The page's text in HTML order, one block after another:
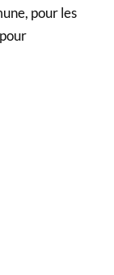
pour les